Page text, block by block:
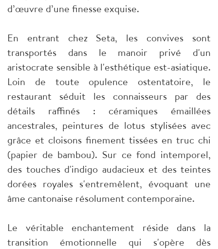
d’œuvre d’une finesse exquise.
En entrant chez Seta, les convives sont
transportés dans le manoir privé d'un
aristocrate sensible à l'esthétique est-asiatique.
Loin de toute opulence ostentatoire, le
restaurant séduit les connaisseurs par des
détails raffinés : céramiques émaillées
ancestrales, peintures de lotus stylisées avec
grâce et cloisons finement tissées en truc chi
(papier de bambou). Sur ce fond intemporel,
des touches d'indigo audacieux et des teintes
dorées royales s'entremêlent, évoquant une
âme cantonaise résolument contemporaine.
Le véritable enchantement réside dans la
transition émotionnelle qui s'opère dès